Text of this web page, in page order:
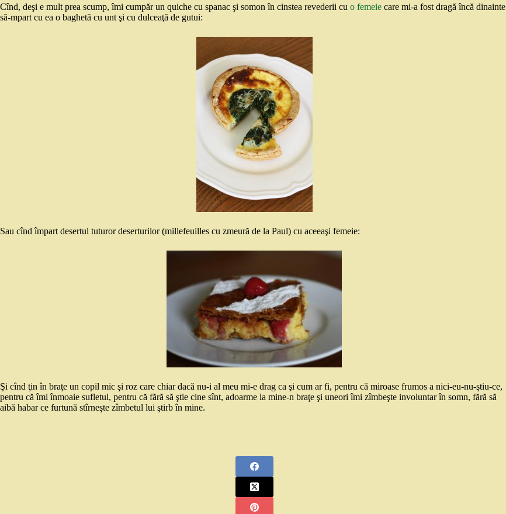
Cînd, deşi e mult prea scump, îmi cumpăr un quiche cu spanac şi somon în cinstea revederii cu o femeie care mi-a fost dragă încă dinainte
să-mpart cu ea o baghetă cu unt şi cu dulceaţă de gutui:
Sau cînd împart desertul tuturor deserturilor (millefeuilles cu zmeură de la Paul) cu aceeaşi femeie:
Şi cînd ţin în braţe un copil mic şi roz care chiar dacă nu-i al meu mi-e drag ca şi cum ar fi, pentru că miroase frumos a nici-eu-nu-ştiu-ce,
pentru că îmi înmoaie sufletul, pentru că fără să ştie cine sînt, adoarme la mine-n braţe şi uneori îmi zîmbeşte involuntar în somn, fără să
aibă habar ce furtună stîrneşte zîmbetul lui ştirb în mine.